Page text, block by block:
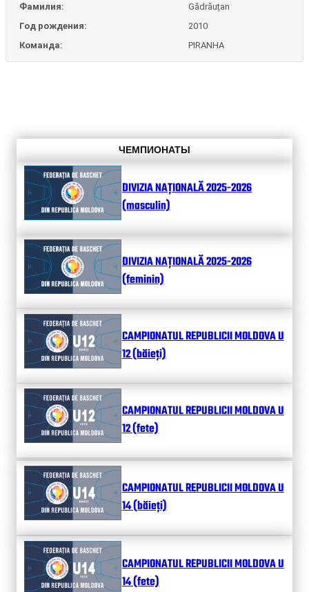
Фамилия:
Gădrăuțan
Год рождения:
2010
Команда:
PIRANHA
ЧЕМПИОНАТЫ
DIVIZIA NAȚIONALĂ 2025-2026
(masculin)
DIVIZIA NAȚIONALĂ 2025-2026
(feminin)
CAMPIONATUL REPUBLICII MOLDOVA U
12 (băieți)
CAMPIONATUL REPUBLICII MOLDOVA U
12 (fete)
CAMPIONATUL REPUBLICII MOLDOVA U
14 (băieți)
CAMPIONATUL REPUBLICII MOLDOVA U
14 (fete)